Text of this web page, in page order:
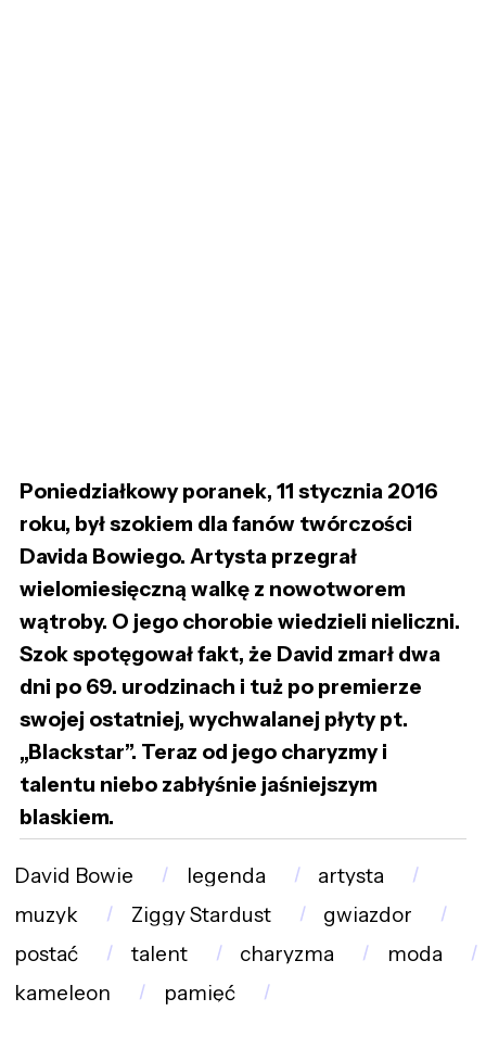
Poniedziałkowy poranek, 11 stycznia 2016
roku, był szokiem dla fanów twórczości
Davida Bowiego. Artysta przegrał
wielomiesięczną walkę z nowotworem
wątroby. O jego chorobie wiedzieli nieliczni.
Szok spotęgował fakt, że David zmarł dwa
dni po 69. urodzinach i tuż po premierze
swojej ostatniej, wychwalanej płyty pt.
„Blackstar”. Teraz od jego charyzmy i
talentu niebo zabłyśnie jaśniejszym
blaskiem.
David Bowie legenda
artysta
muzyk
Ziggy Stardust
gwiazdor
postać
talent charyzma
moda
kameleon
pamięć